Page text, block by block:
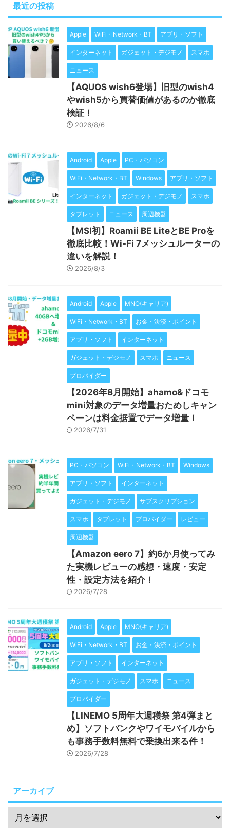
最近の投稿
Apple WiFi・Network・BT アプリ・ソフト
インターネット ガジェット・デジモノ スマホ
ニュース
【AQUOS wish6登場】旧型のwish4
やwish5から買替価値があるのか徹底
検証！
2026/8/6
Android Apple PC・パソコン
WiFi・Network・BT Windows アプリ・ソフト
インターネット ガジェット・デジモノ スマホ
タブレット ニュース 周辺機器
【MSI初】Roamii BE LiteとBE Proを
徹底比較！Wi-Fi 7メッシュルーターの
違いを解説！
2026/8/3
Android Apple MNO(キャリア)
WiFi・Network・BT お金・決済・ポイント
アプリ・ソフト インターネット
ガジェット・デジモノ スマホ ニュース
プロバイダー
【2026年8月開始】ahamo&ドコモ
mini対象のデータ増量おためしキャン
ペーンは料金据置でデータ増量！
2026/7/31
PC・パソコン WiFi・Network・BT Windows
アプリ・ソフト インターネット
ガジェット・デジモノ サブスクリプション
スマホ タブレット プロバイダー レビュー
周辺機器
【Amazon eero 7】約6か月使ってみ
た実機レビューの感想・速度・安定
性・設定方法を紹介！
2026/7/28
Android Apple MNO(キャリア)
WiFi・Network・BT お金・決済・ポイント
アプリ・ソフト インターネット
ガジェット・デジモノ スマホ ニュース
プロバイダー
【LINEMO 5周年大週穫祭 第4弾まと
め】ソフトバンクやワイモバイルから
も事務手数料無料で乗換出来る件！
2026/7/28
アーカイブ